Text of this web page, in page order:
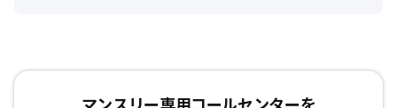
マンスリー専用コールセンターを